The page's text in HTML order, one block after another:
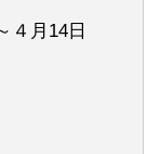
４月14日